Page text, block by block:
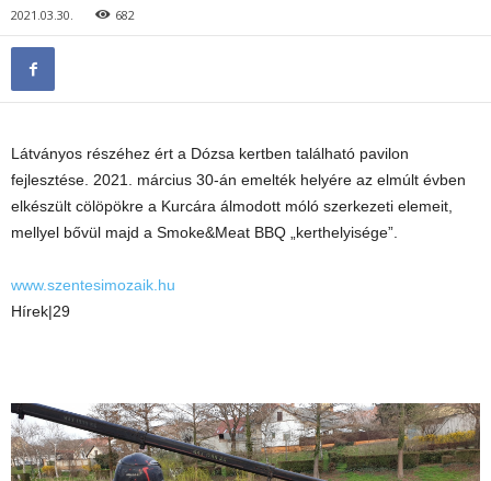
2021.03.30. 682
Látványos részéhez ért a Dózsa kertben található pavilon
fejlesztése. 2021. március 30-án emelték helyére az elmúlt évben
elkészült cölöpökre a Kurcára álmodott móló szerkezeti elemeit,
mellyel bővül majd a Smoke&Meat BBQ „kerthelyisége”.
www.szentesimozaik.hu
Hírek|29